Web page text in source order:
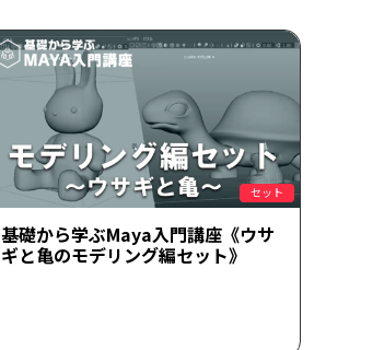
セット
基礎から学ぶMaya入門講座《ウサ
ギと亀のモデリング編セット》